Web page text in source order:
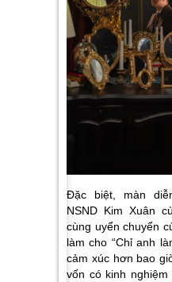
Đặc biệt, màn
NSND Kim Xuân
cùng uyển chuyển
làm cho “Chỉ anh
cảm xúc hơn bao
vốn có kinh